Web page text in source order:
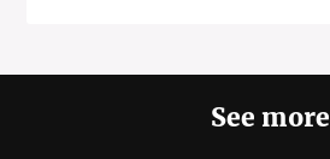
See more